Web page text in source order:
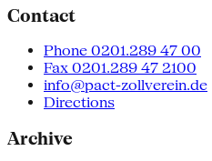
Contact
Phone 0201.289 47 00
Fax 0201.289 47 2100
info@pact-zollverein.de
Directions
Archive